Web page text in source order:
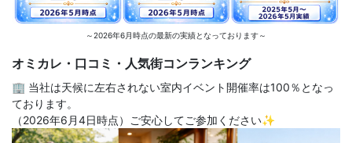
～2026年6月時点の最新の実績となっております～
オミカレ・口コミ・人気街コンランキング
🏢 当社は天候に左右されない室内イベント開催率は100％となっ
ております。
（2026年6月4日時点）ご安心してご参加ください✨